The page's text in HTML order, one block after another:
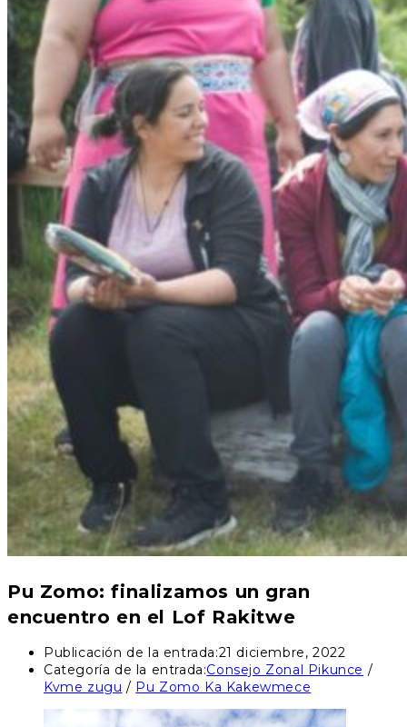
Pu Zomo: finalizamos un gran
encuentro en el Lof Rakitwe
Publicación de la entrada:21 diciembre, 2022
Categoría de la entrada:Consejo Zonal Pikunce /
Kvme zugu / Pu Zomo Ka Kakewmece